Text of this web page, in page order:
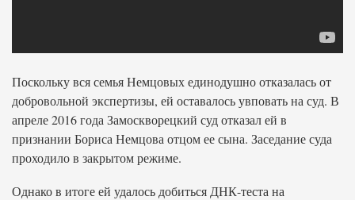
Поскольку вся семья Немцовых единодушно отказалась от
добровольной экспертизы, ей оставалось увповать на суд. В
апреле 2016 года Замоскворецкий суд отказал ей в
признании Бориса Немцова отцом ее сына. Заседание суда
проходило в закрытом режиме.
Однако в итоге ей удалось добиться ДНК-теста на